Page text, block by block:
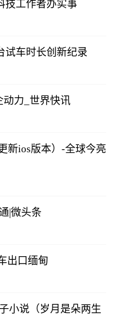
技工作者办实事
试车时长创新纪录
动力_世界快讯
新ios版本）-全球今亮
|微头条
出口缅甸
小说（岁月是朵两生